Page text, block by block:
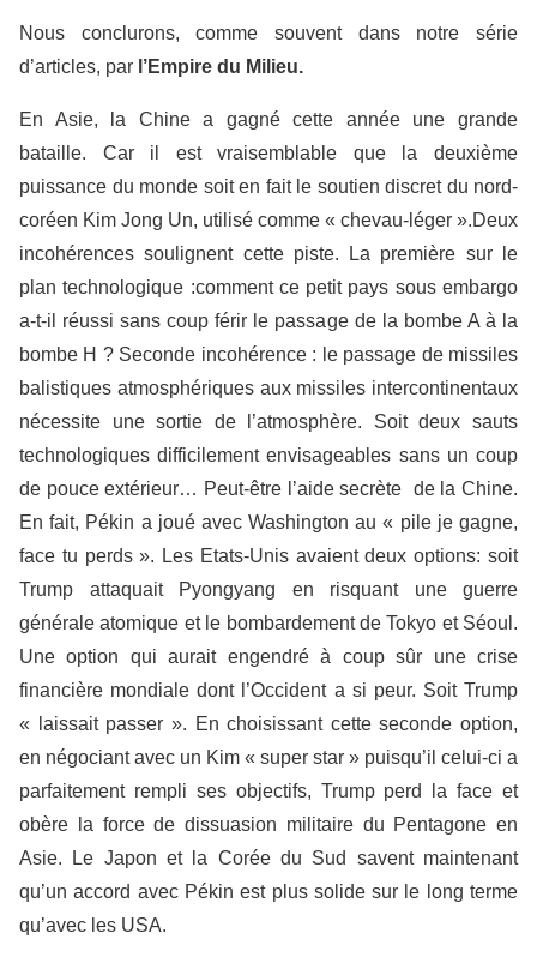
Nous conclurons, comme souvent dans notre série
d’articles, par l’Empire du Milieu.
En Asie, la Chine a gagné cette année une grande
bataille. Car il est vraisemblable que la deuxième
puissance du monde soit en fait le soutien discret du nord-
coréen Kim Jong Un, utilisé comme « chevau-léger ».Deux
incohérences soulignent cette piste. La première sur le
plan technologique :comment ce petit pays sous embargo
a-t-il réussi sans coup férir le passage de la bombe A à la
bombe H ? Seconde incohérence : le passage de missiles
balistiques atmosphériques aux missiles intercontinentaux
nécessite une sortie de l’atmosphère. Soit deux sauts
technologiques difficilement envisageables sans un coup
de pouce extérieur… Peut-être l’aide secrète de la Chine.
En fait, Pékin a joué avec Washington au « pile je gagne,
face tu perds ». Les Etats-Unis avaient deux options: soit
Trump attaquait Pyongyang en risquant une guerre
générale atomique et le bombardement de Tokyo et Séoul.
Une option qui aurait engendré à coup sûr une crise
financière mondiale dont l’Occident a si peur. Soit Trump
« laissait passer ». En choisissant cette seconde option,
en négociant avec un Kim « super star » puisqu’il celui-ci a
parfaitement rempli ses objectifs, Trump perd la face et
obère la force de dissuasion militaire du Pentagone en
Asie. Le Japon et la Corée du Sud savent maintenant
qu’un accord avec Pékin est plus solide sur le long terme
qu’avec les USA.